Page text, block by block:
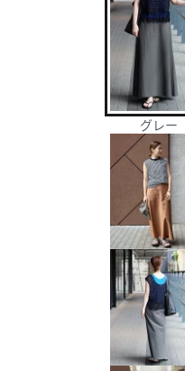
グレー